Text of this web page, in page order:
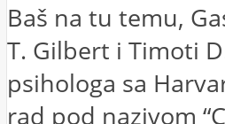
Baš na tu temu,
T. Gilbert i Timoti
psihologa sa
rad pod nazivom